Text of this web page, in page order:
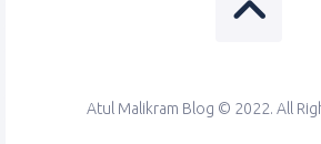
Atul Malikram Blog © 2022. All